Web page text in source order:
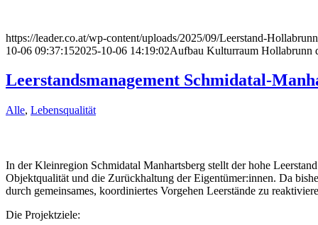
https://leader.co.at/wp-content/uploads/2025/09/Leerstand-
10-06 09:37:152025-10-06 14:19:02Aufbau Kulturraum
Leerstandsmanagement Schmidatal-
Alle, Lebensqualität
In der Kleinregion Schmidatal Manhartsberg stellt der hohe
Objektqualität und die Zurückhaltung der Eigentümer:innen. Da
durch gemeinsames, koordiniertes Vorgehen Leerstände zu
Die Projektziele: